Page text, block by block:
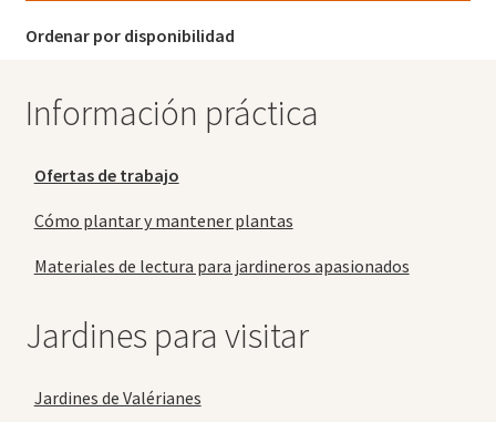
Ordenar por disponibilidad
Información práctica
Ofertas de trabajo
Cómo plantar y mantener plantas
Materiales de lectura para jardineros apasionados
Jardines para visitar
Jardines de Valérianes